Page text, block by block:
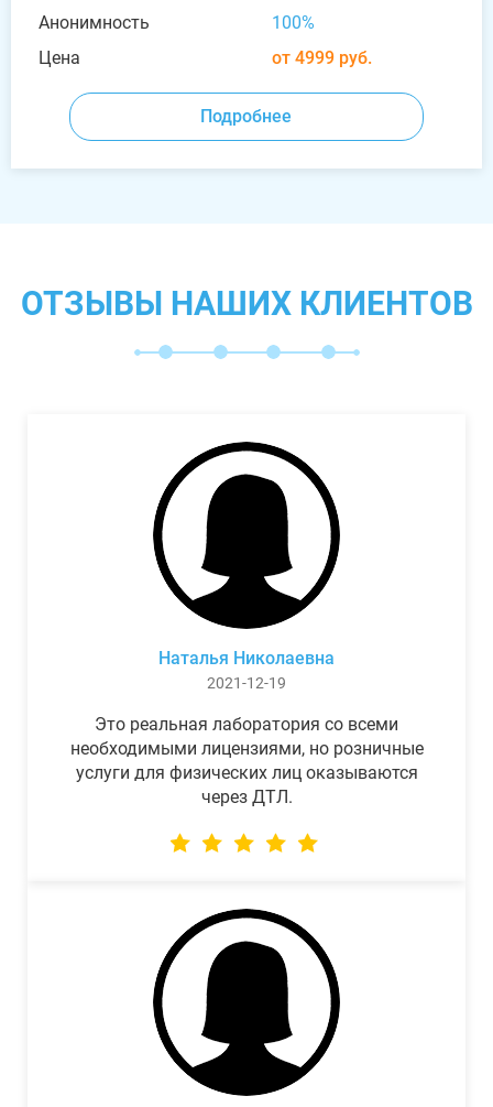
Анонимность
100%
Цена
от 4999 руб.
Подробнее
ОТЗЫВЫ НАШИХ КЛИЕНТОВ
Наталья Николаевна
2021-12-19
Это реальная лаборатория со всеми
необходимыми лицензиями, но розничные
услуги для физических лиц оказываются
через ДТЛ.